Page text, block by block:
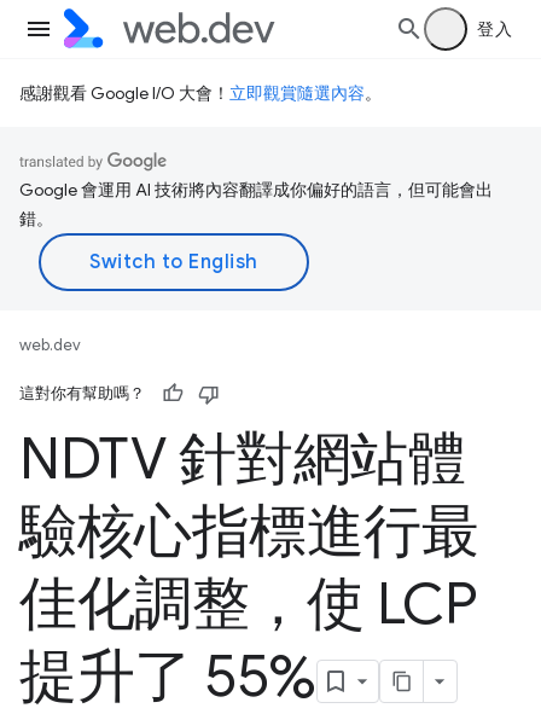
登入
感謝觀看 Google I/O 大會！ 立即觀賞隨選內容。
Google 會運用 AI 技術將內容翻譯成你偏好的語言，但可能會出
錯。
web.dev
這對你有幫助嗎？
NDTV 針對網站體
驗核心指標進行最
佳化調整，使 LCP
提升了 55%